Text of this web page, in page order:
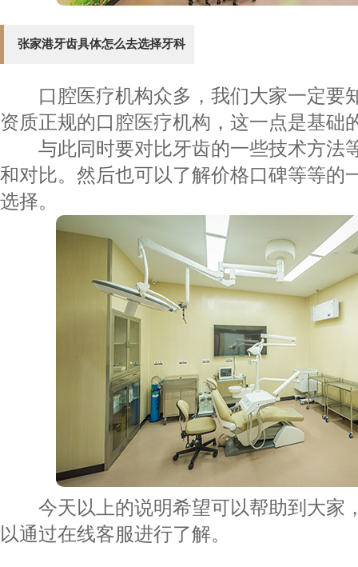
张家港牙齿具体怎么去选择牙科
口腔医疗机构众多，我们大家一定要
资质正规的口腔医疗机构，这一点是基础
与此同时要对比牙齿的一些技术方法
和对比。然后也可以了解价格口碑等等的
选择。
今天以上的说明希望可以帮助到大家
以通过在线客服进行了解。